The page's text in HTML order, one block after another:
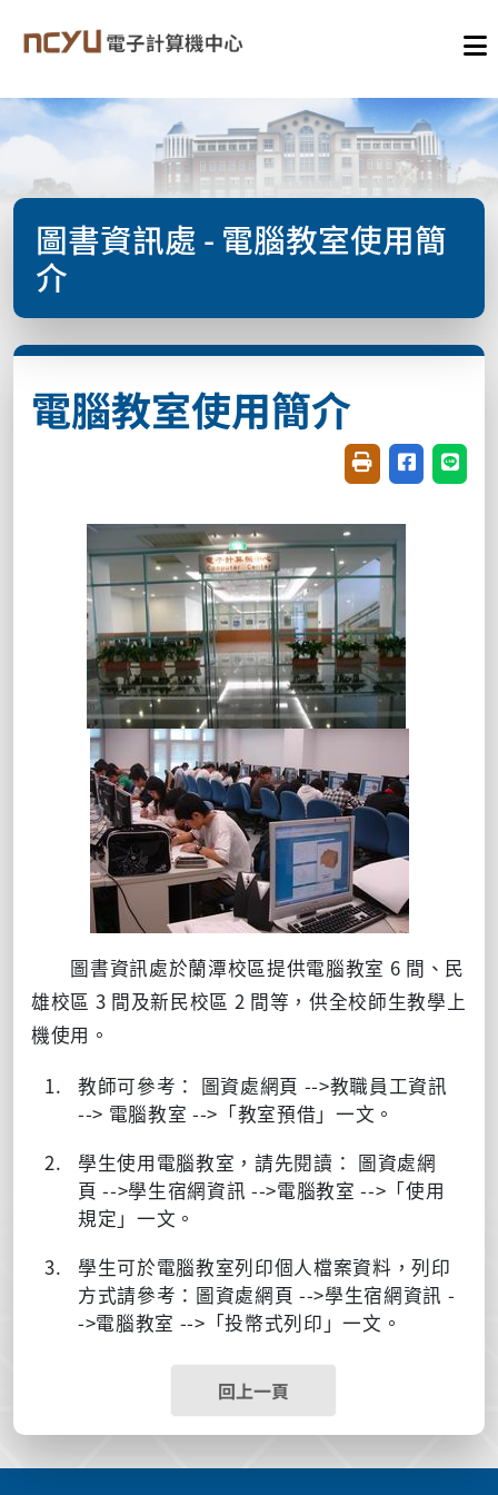
圖書資訊處 - 電腦教室使用簡
介
電腦教室使用簡介
友善列印(開新視
分享至臉書
分享
圖書資訊處於蘭潭校區提供電腦教室 6 間、民
雄校區 3 間及新民校區 2 間等，供全校師生教學上
機使用。
教師可參考： 圖資處網頁 -->教職員工資訊
--> 電腦教室 -->「教室預借」一文。
學生使用電腦教室，請先閱讀： 圖資處網
頁 -->學生宿網資訊 -->電腦教室 -->「使用
規定」一文。
學生可於電腦教室列印個人檔案資料，列印
方式請參考：圖資處網頁 -->學生宿網資訊 -
->電腦教室 -->「投幣式列印」一文。
回上一頁